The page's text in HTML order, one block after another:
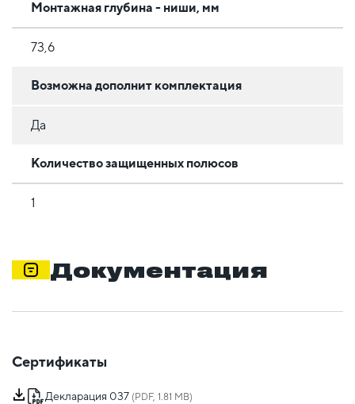
Монтажная глубина - ниши, мм
73,6
Возможна дополнит комплектация
Да
Количество защищенных полюсов
1
Документация
Сертификаты
Декларация 037 (PDF, 1.81 MB)